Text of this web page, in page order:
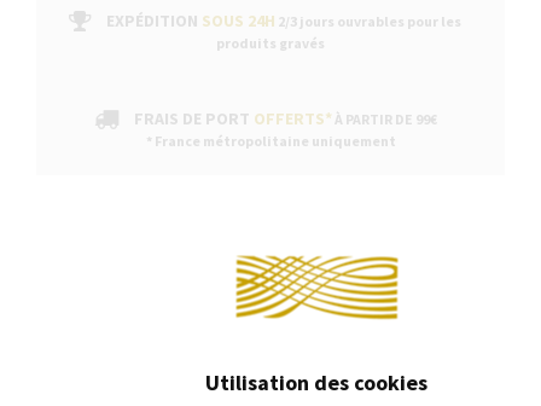
Utilisation des cookies
EXPÉDITION SOUS 24H 2/3 jours ouvrables pour les
produits gravés
FRAIS DE PORT OFFERTS* À PARTIR DE 99€
* France métropolitaine uniquement